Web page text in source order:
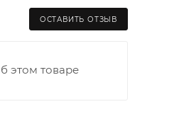
ОСТАВИТЬ ОТЗЫВ
этом товаре